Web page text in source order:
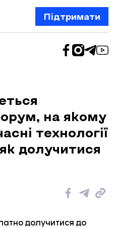
Підтримати
на якому
технології
долучитися
долучитися до